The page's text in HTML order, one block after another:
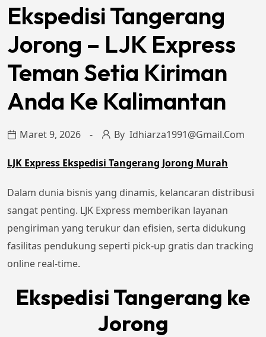
Ekspedisi Tangerang
Jorong – LJK Express
Teman Setia Kiriman
Anda Ke Kalimantan
Maret 9, 2026 By Idhiarza1991@gmail.com
LJK Express Ekspedisi Tangerang Jorong Murah
Dalam dunia bisnis yang dinamis, kelancaran distribusi
sangat penting. LJK Express memberikan layanan
pengiriman yang terukur dan efisien, serta didukung
fasilitas pendukung seperti pick-up gratis dan tracking
online real-time.
Ekspedisi Tangerang ke
Jorong